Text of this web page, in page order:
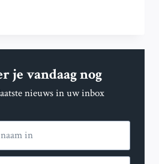
je vandaag nog
nieuws in uw inbox